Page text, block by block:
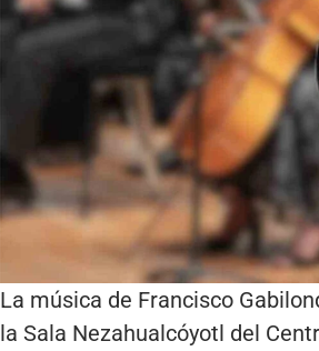
La música de Francisco
la Sala Nezahualcóyotl del